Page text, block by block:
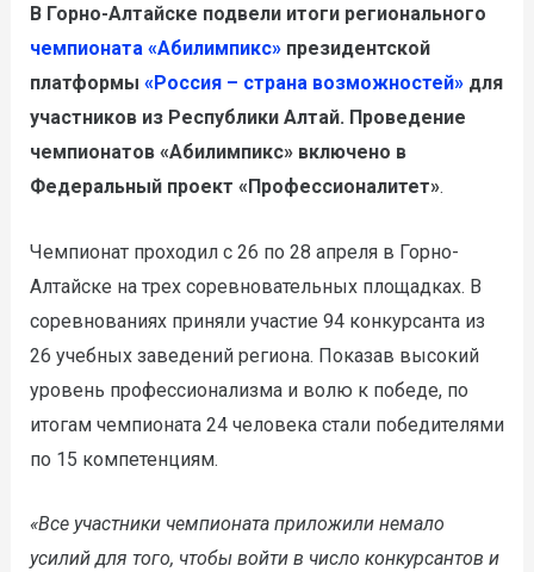
В Горно-Алтайске подвели итоги регионального
чемпионата «Абилимпикс»президентской
платформы «Россия – страна возможностей»для
участников из Республики Алтай. Проведение
чемпионатов «Абилимпикс» включено в
Федеральный проект «Профессионалитет».
Чемпионат проходил с 26 по 28 апреля в Горно-
Алтайске на трех соревновательных площадках. В
соревнованиях приняли участие 94 конкурсанта из
26 учебных заведений региона. Показав высокий
уровень профессионализма и волю к победе, по
итогам чемпионата 24 человека стали победителями
по 15 компетенциям.
«Все участники чемпионата приложили немало
усилий для того, чтобы войти в число конкурсантов и